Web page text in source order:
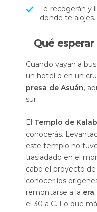
Te recogerán y
donde te alojes.
Qué esperar
Cuando vayan a
un hotel o en un
presa de Asuán,
sur.
El Templo de
conocerás.
este templo no
trasladado en el
cabo el proyecto de
conocer los
remontarse a la
el 30 a.C. Lo que